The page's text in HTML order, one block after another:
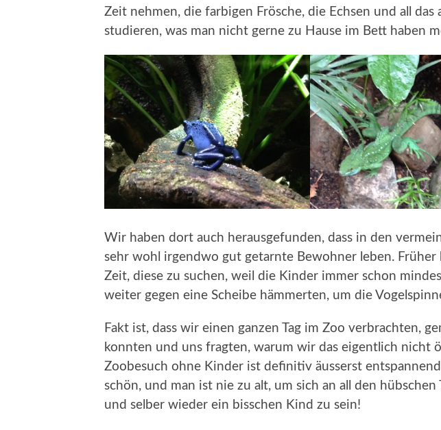
Zeit nehmen, die farbigen Frösche, die Echsen und all das
studieren, was man nicht gerne zu Hause im Bett haben
Wir haben dort auch herausgefunden, dass in den
sehr wohl irgendwo gut getarnte Bewohner leben.
Zeit, diese zu suchen, weil die Kinder immer schon
weiter gegen eine Scheibe hämmerten, um die
Fakt ist, dass wir einen ganzen Tag im Zoo verbrachten,
konnten und uns fragten, warum wir das eigentlich nicht
Zoobesuch ohne Kinder ist definitiv äusserst
schön, und man ist nie zu alt, um sich an all den
und selber wieder ein bisschen Kind zu sein!